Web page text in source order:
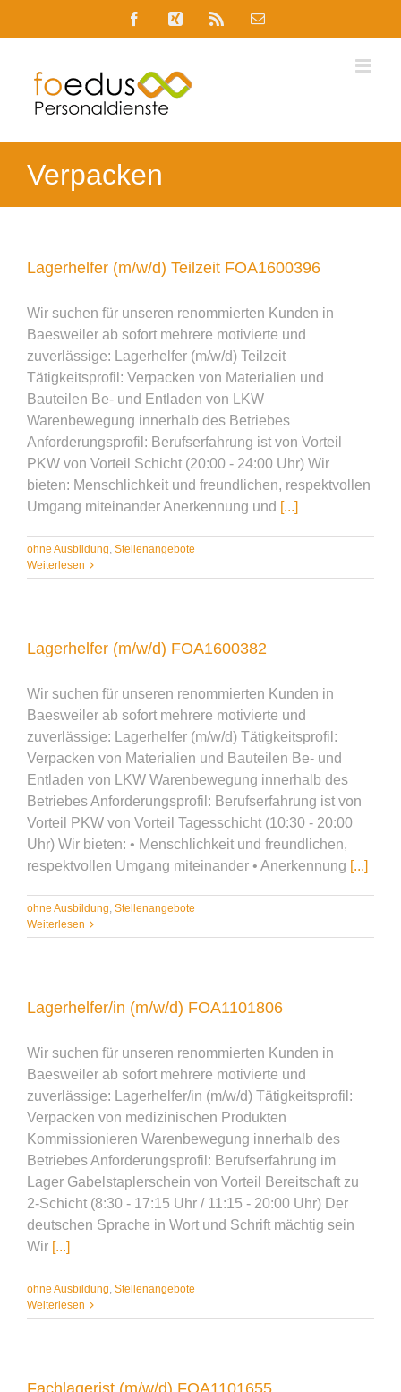
FacebookXing
E-
Verpacken
Lagerhelfer (m/w/d) Teilzeit FOA1600396
Wir suchen für unseren renommierten Kunden in
Baesweiler ab sofort mehrere motivierte und
zuverlässige: Lagerhelfer (m/w/d) Teilzeit
Tätigkeitsprofil: Verpacken von Materialien und
Bauteilen Be- und Entladen von LKW
Warenbewegung innerhalb des Betriebes
Anforderungsprofil: Berufserfahrung ist von Vorteil
PKW von Vorteil Schicht (20:00 - 24:00 Uhr) Wir
bieten: Menschlichkeit und freundlichen, respektvollen
Umgang miteinander Anerkennung und [...]
ohne Ausbildung, Stellenangebote
Weiterlesen
Lagerhelfer (m/w/d) FOA1600382
Wir suchen für unseren renommierten Kunden in
Baesweiler ab sofort mehrere motivierte und
zuverlässige: Lagerhelfer (m/w/d) Tätigkeitsprofil:
Verpacken von Materialien und Bauteilen Be- und
Entladen von LKW Warenbewegung innerhalb des
Betriebes Anforderungsprofil: Berufserfahrung ist von
Vorteil PKW von Vorteil Tagesschicht (10:30 - 20:00
Uhr) Wir bieten: • Menschlichkeit und freundlichen,
respektvollen Umgang miteinander • Anerkennung [...]
ohne Ausbildung, Stellenangebote
Weiterlesen
Lagerhelfer/in (m/w/d) FOA1101806
Wir suchen für unseren renommierten Kunden in
Baesweiler ab sofort mehrere motivierte und
zuverlässige: Lagerhelfer/in (m/w/d) Tätigkeitsprofil:
Verpacken von medizinischen Produkten
Kommissionieren Warenbewegung innerhalb des
Betriebes Anforderungsprofil: Berufserfahrung im
Lager Gabelstaplerschein von Vorteil Bereitschaft zu
2-Schicht (8:30 - 17:15 Uhr / 11:15 - 20:00 Uhr) Der
deutschen Sprache in Wort und Schrift mächtig sein
Wir [...]
ohne Ausbildung, Stellenangebote
Weiterlesen
Fachlagerist (m/w/d) FOA1101655